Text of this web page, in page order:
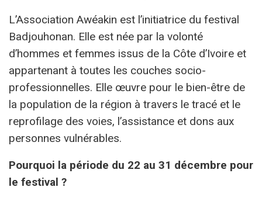
L’Association Awéakin est l’initiatrice du festival
Badjouhonan. Elle est née par la volonté
d’hommes et femmes issus de la Côte d’Ivoire et
appartenant à toutes les couches socio-
professionnelles. Elle œuvre pour le bien-être de
la population de la région à travers le tracé et le
reprofilage des voies, l’assistance et dons aux
personnes vulnérables.
Pourquoi la période du 22 au 31 décembre pour
le festival ?